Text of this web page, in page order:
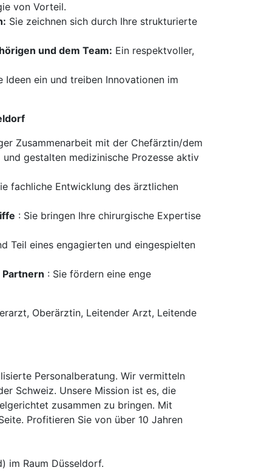
von Vorteil.
Sie zeichnen sich durch Ihre strukturierte
und dem Team: Ein respektvoller,
Ideen ein und treiben Innovationen im
Zusammenarbeit mit der Chefärztin/dem
gestalten medizinische Prozesse aktiv
fachliche Entwicklung des ärztlichen
: Sie bringen Ihre chirurgische Expertise
Teil eines engagierten und eingespielten
: Sie fördern eine enge
Oberärztin, Leitender Arzt, Leitende
Personalberatung. Wir vermitteln
Schweiz. Unsere Mission ist es, die
zusammen zu bringen. Mit
Profitieren Sie von über 10 Jahren
im Raum Düsseldorf.